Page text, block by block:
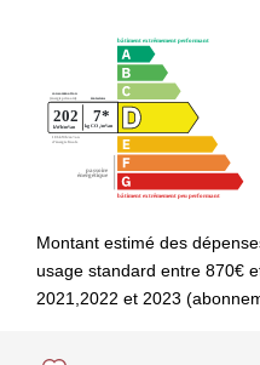
Montant estimé des
usage standard entre 870€
2021,2022 et 2023